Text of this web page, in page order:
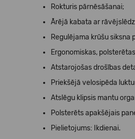
Rokturis pārnēsāšanai;
Ārējā kabata ar
Regulējama krūšu siksna
Ergonomiskas,
Atstarojošas drošības
Priekšējā velosipēda
Atslēgu klipsis mantu
Polsterēts apakšējais
Pielietojums: Ikdienai.